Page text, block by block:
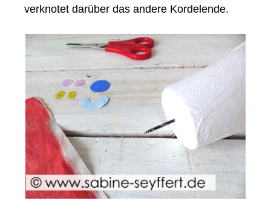
verknotet darüber das andere Kordelende.